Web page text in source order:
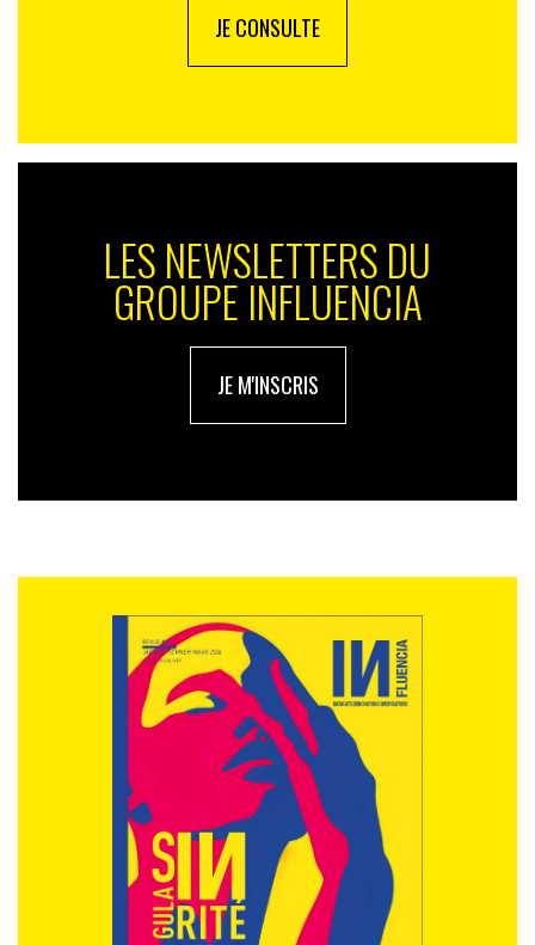
JE CONSULTE
LES NEWSLETTERS DU
GROUPE INFLUENCIA
JE M'INSCRIS